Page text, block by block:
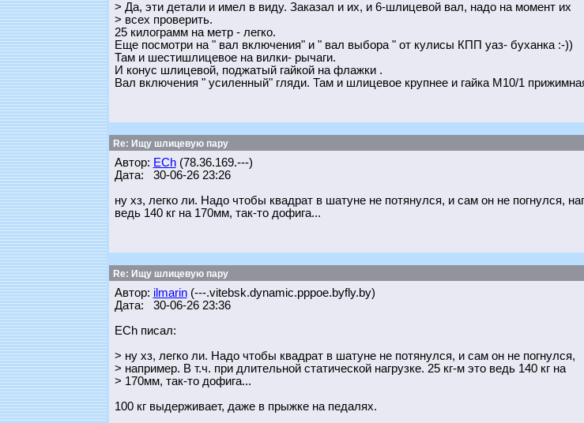
> Да, эти детали и имел в виду. Заказал и их, и 6-шлицевой вал, надо на момент их
> всех проверить.
25 килограмм на метр - легко.
Еще посмотри на " вал включения" и " вал выбора " от кулисы КПП уаз- буханка :-))
Там и шестишлицевое на вилки- рычаги.
И конус шлицевой, поджатый гайкой на флажки .
Вал включения " усиленный" гляди. Там и шлицевое крупнее и гайка М10/1
Re: Ищу шлицевую пару
Автор: ECh(78.36.169.---)
Дата: 30-06-26 23:26
ну хз, легко ли. Надо чтобы квадрат в шатуне не потянулся, и сам он не погнулся,
ведь 140 кг на 170мм, так-то дофига...
Re: Ищу шлицевую пару
Автор: ilmarin(---.vitebsk.dynamic.pppoe.byfly.by)
Дата: 30-06-26 23:36
ECh писал:
> ну хз, легко ли. Надо чтобы квадрат в шатуне не потянулся, и сам он не погнулся,
> например. В т.ч. при длительной статической нагрузке. 25 кг-м это ведь 140 кг на
> 170мм, так-то дофига...
100 кг выдерживает, даже в прыжке на педалях.